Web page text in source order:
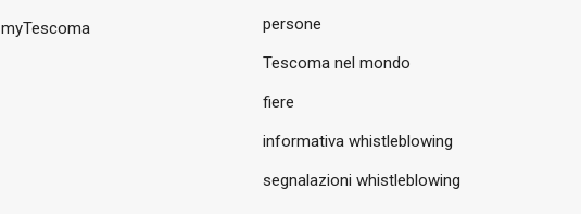
myTescoma
persone
Tescoma nel mondo
fiere
informativa whistleblowing
segnalazioni whistleblowing